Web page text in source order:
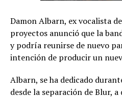
Damon Albarn, ex vocalista
proyectos anunció que la
y podría reunirse de nuevo
intención de producir un
Albarn, se ha dedicado
desde la separación de Blur,